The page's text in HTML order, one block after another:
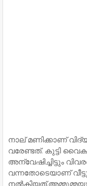
നാല് മണിക്കാണ്
വരേണ്ടത്. കുട്ടി
അന്വേഷിച്ചിട്ടും
വന്നതോടെയാണ്